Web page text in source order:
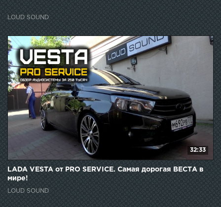
LOUD SOUND
32:33
LADA VESTA от PRO SERVICE. Самая дорогая ВЕСТА в
мире!
LOUD SOUND